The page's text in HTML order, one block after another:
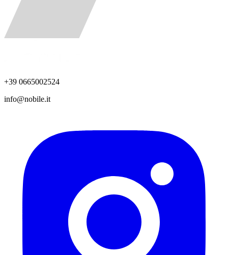
+39 0665002524
info@nobile.it